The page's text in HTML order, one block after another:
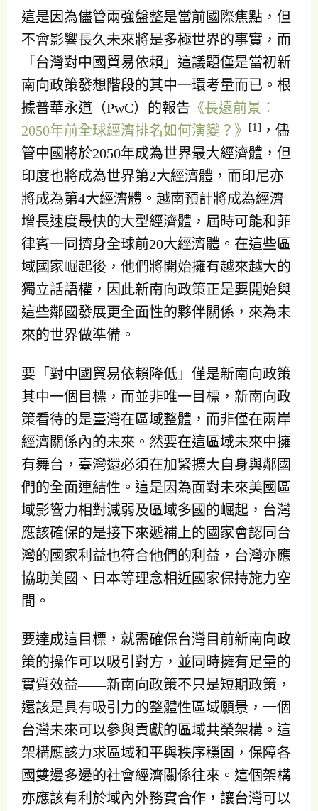
這是因為儘管兩強盤整是當前國際焦點，但
不會影響長久未來將是多極世界的事實，而
「台灣對中國貿易依賴」這議題僅是當初新
南向政策發想階段的其中一環考量而已。根
據普華永道（PwC）的報告 《長遠前景：
2050年前全球經濟排名如何演變？》
[1] ，儘
管中國將於2050年成為世界最大經濟體，但
印度也將成為世界第2大經濟體，而印尼亦
將成為第4大經濟體。越南預計將成為經濟
增長速度最快的大型經濟體，屆時可能和菲
律賓一同擠身全球前20大經濟體。在這些區
域國家崛起後，他們將開始擁有越來越大的
獨立話語權，因此新南向政策正是要開始與
這些鄰國發展更全面性的夥伴關係，來為未
來的世界做準備。
要「對中國貿易依賴降低」僅是新南向政策
其中一個目標，而並非唯一目標，新南向政
策看待的是臺灣在區域整體，而非僅在兩岸
經濟關係內的未來。然要在這區域未來中擁
有舞台，臺灣還必須在加緊擴大自身與鄰國
們的全面連結性。這是因為面對未來美國區
域影響力相對減弱及區域多國的崛起，台灣
應該確保的是接下來遞補上的國家會認同台
灣的國家利益也符合他們的利益，台灣亦應
協助美國、日本等理念相近國家保持施力空
間。
要達成這目標，就需確保台灣目前新南向政
策的操作可以吸引對方，並同時擁有足量的
實質效益——新南向政策不只是短期政策，
還該是具有吸引力的整體性區域願景，一個
台灣未來可以參與貢獻的區域共榮架構。這
架構應該力求區域和平與秩序穩固，保障各
國雙邊多邊的社會經濟關係往來。這個架構
亦應該有利於域內外務實合作，讓台灣可以